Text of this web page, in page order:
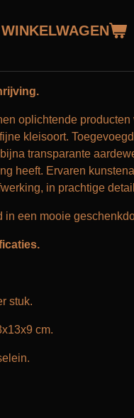
oplichtende
kleisoort.
transparante
heeft. Ervaren
in prachtige
in een mooie
stuk.
cm.